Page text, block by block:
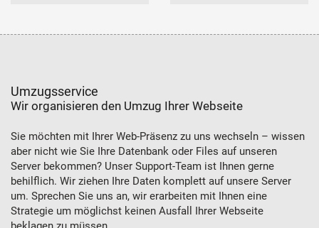
Umzugsservice
Wir organisieren den Umzug Ihrer Webseite
Sie möchten mit Ihrer Web-Präsenz zu uns wechseln – wissen
aber nicht wie Sie Ihre Datenbank oder Files auf unseren
Server bekommen? Unser Support-Team ist Ihnen gerne
behilflich. Wir ziehen Ihre Daten komplett auf unsere Server
um. Sprechen Sie uns an, wir erarbeiten mit Ihnen eine
Strategie um möglichst keinen Ausfall Ihrer Webseite